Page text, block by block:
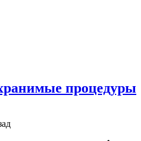
процедуры